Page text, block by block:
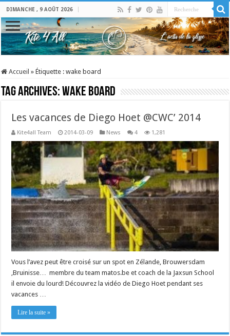
DIMANCHE , 9 AOÛT 2026
Accueil » Étiquette :wake board
Tag Archives:wake board
Les vacances de Diego Hoet @CWC’ 2014
Kite4all Team 2014-03-09 News 4 1,281
Vous l’avez peut être croisé sur un spot en Zélande, Brouwersdam
,Bruinisse… membre du team matos.be et coach de la Jaxsun School
il envoie du lourd! Découvrez la vidéo de Diego Hoet pendant ses
vacances …
Lire la suite »